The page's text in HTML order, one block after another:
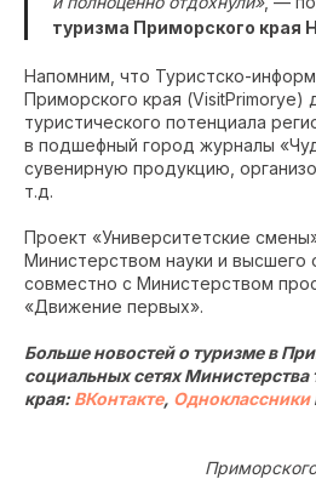
туризма Приморского края
Напомним, что Туристско-
Приморского края (VisitPrimorye)
туристического потенциала
в подшефный город журналы
сувенирную продукцию,
т.д.
Проект «Университетские
Министерством науки и высшего
совместно с Министерством
«Движение первых».
Больше новостей о туризме в
социальных сетях
края: ВКонтакте, Одноклассники